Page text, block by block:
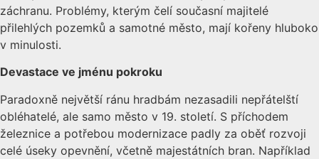
záchranu. Problémy, kterým čelí současní majitelé
přilehlých pozemků a samotné město, mají kořeny hluboko
v minulosti.
Devastace ve jménu pokroku
Paradoxně největší ránu hradbám nezasadili nepřátelští
obléhatelé, ale samo město v 19. století. S příchodem
železnice a potřebou modernizace padly za oběť rozvoji
celé úseky opevnění, včetně majestátních bran. Například